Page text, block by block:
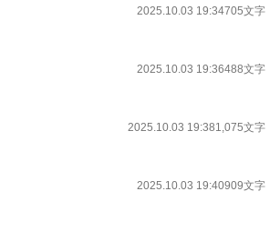
2025.10.03 19:34705文字
2025.10.03 19:36488文字
2025.10.03 19:381,075文字
2025.10.03 19:40909文字